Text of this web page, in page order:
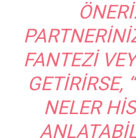
FANTEZI
GETIRIRSE,
NELER